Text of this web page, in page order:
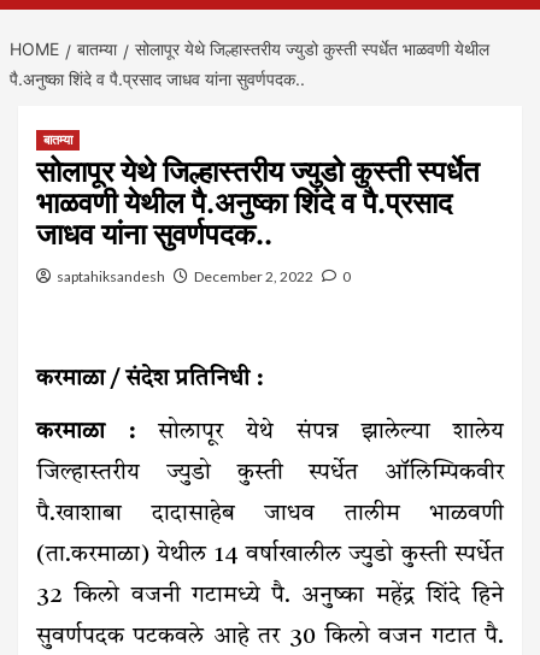
HOME बातम्या
सोलापूर येथे जिल्हास्तरीय ज्युडो कुस्ती स्पर्धेत भाळवणी येथील
पै.अनुष्का शिंदे व पै.प्रसाद जाधव यांना सुवर्णपदक..
बातम्या
सोलापूर येथे जिल्हास्तरीय ज्युडो कुस्ती स्पर्धेत
भाळवणी येथील पै.अनुष्का शिंदे व पै.प्रसाद
जाधव यांना सुवर्णपदक..
saptahiksandesh December 2, 2022 0
करमाळा / संदेश प्रतिनिधी :
करमाळा : सोलापूर येथे संपन्न झालेल्या शालेय
जिल्हास्तरीय ज्युडो कुस्ती स्पर्धेत ऑलिम्पिकवीर
पै.खाशाबा दादासाहेब जाधव तालीम भाळवणी
(ता.करमाळा) येथील 14 वर्षाखालील ज्युडो कुस्ती स्पर्धेत
32 किलो वजनी गटामध्ये पै. अनुष्का महेंद्र शिंदे हिने
सुवर्णपदक पटकवले आहे तर 30 किलो वजन गटात पै.